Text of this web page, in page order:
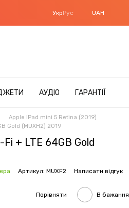
УкрРус UAH
АУДІО ГАРАНТІЇ
Apple iPad mini 5 Retina (2019)
Gold (MUXH2) 2019
+ LTE 64GB Gold
Артикул: MUXF2 Написати відгук
Порівняти В бажання